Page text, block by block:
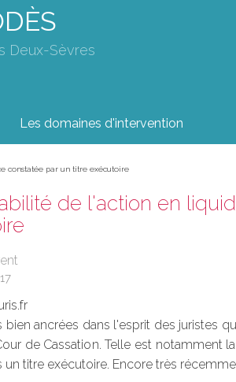
Deux-Sèvres
Les domaines d'intervention
constatée par un titre exécutoire
de l'action en
bien ancrées dans l'esprit des juristes
de Cassation. Telle est notamment
titre exécutoire. Encore très